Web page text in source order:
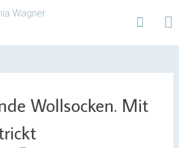
Art zu Leben | Sophia
Wollsocken. Mit